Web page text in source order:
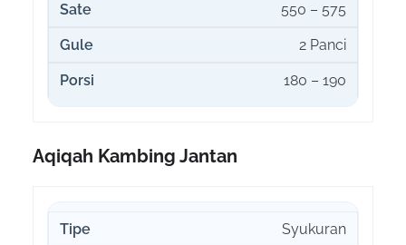
550 – 575
2 Panci
180 – 190
Aqiqah Kambing Jantan
Syukuran